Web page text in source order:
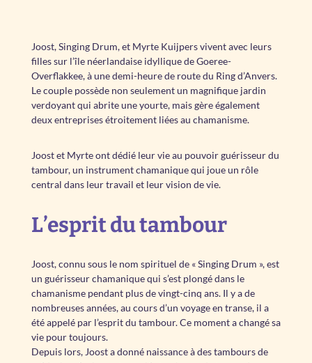
Joost, Singing Drum, et Myrte Kuijpers vivent avec leurs
filles sur l’île néerlandaise idyllique de Goeree-
Overflakkee, à une demi-heure de route du Ring d’Anvers.
Le couple possède non seulement un magnifique jardin
verdoyant qui abrite une yourte, mais gère également
deux entreprises étroitement liées au chamanisme.
Joost et Myrte ont dédié leur vie au pouvoir guérisseur du
tambour, un instrument chamanique qui joue un rôle
central dans leur travail et leur vision de vie.
L’esprit du tambour
Joost, connu sous le nom spirituel de « Singing Drum », est
un guérisseur chamanique qui s’est plongé dans le
chamanisme pendant plus de vingt-cinq ans. Il y a de
nombreuses années, au cours d’un voyage en transe, il a
été appelé par l’esprit du tambour. Ce moment a changé sa
vie pour toujours.
Depuis lors, Joost a donné naissance à des tambours de